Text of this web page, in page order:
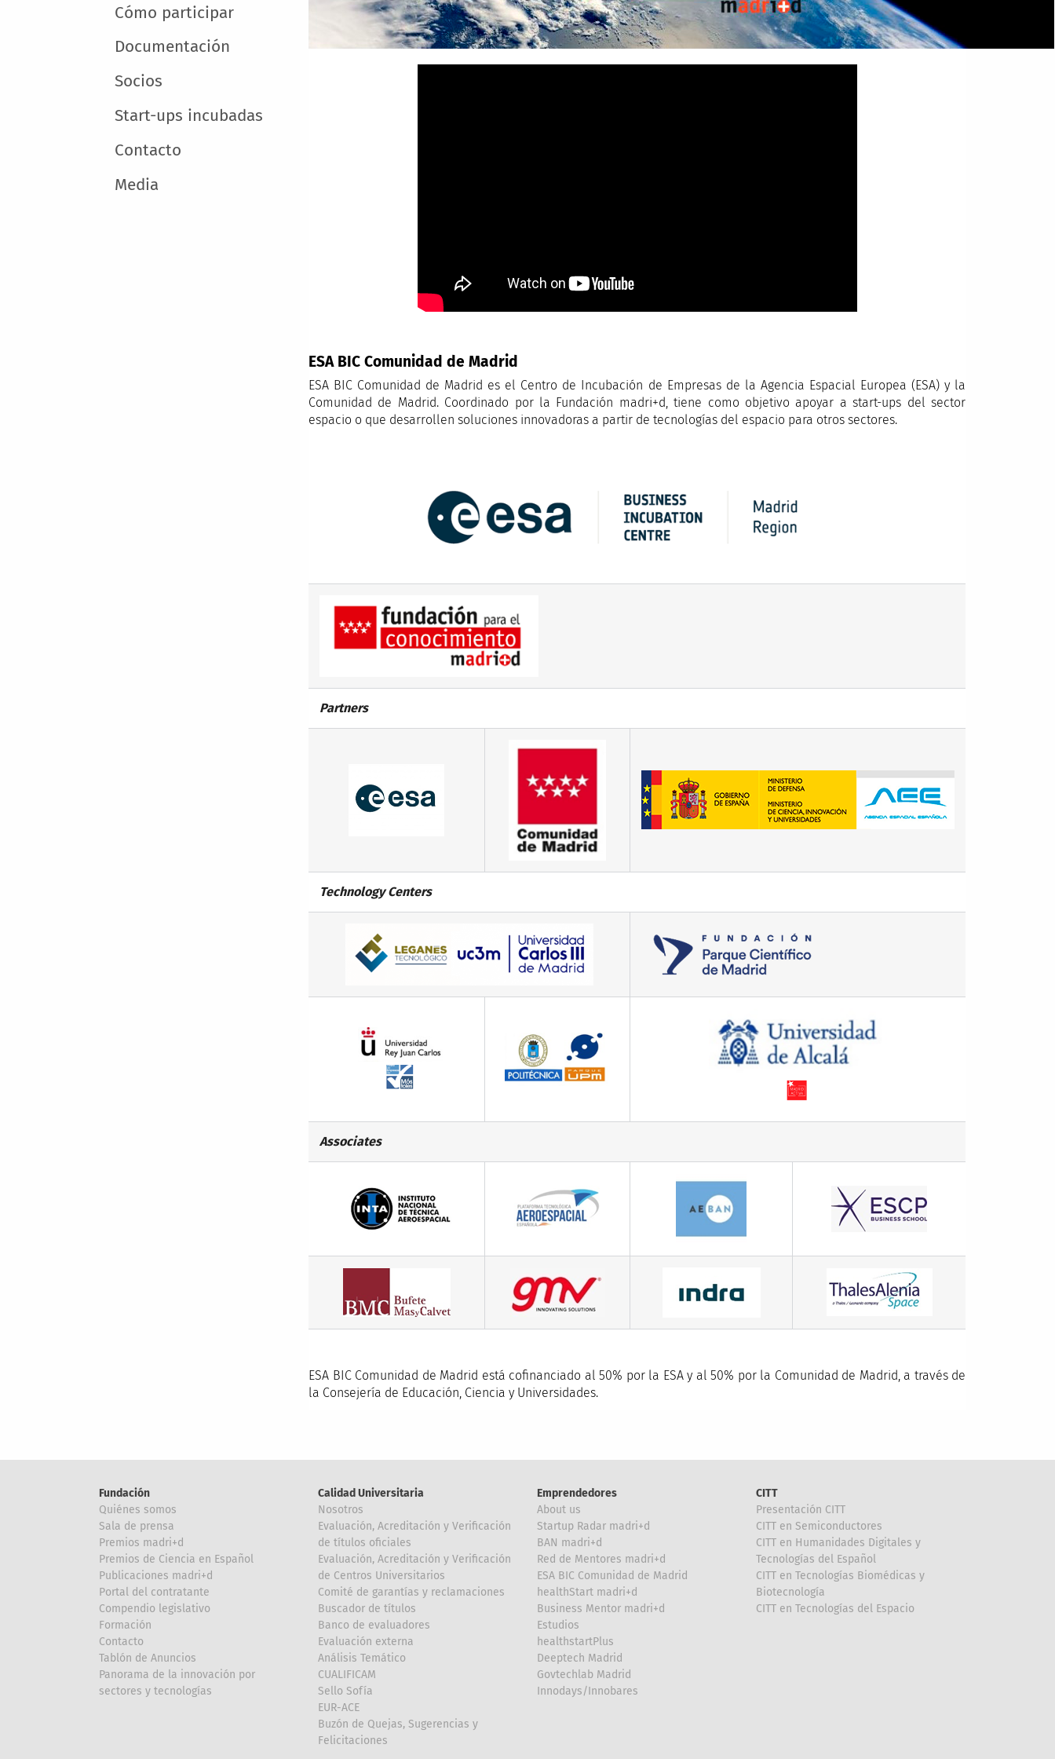
Cómo participar
Documentación
Socios
Start-ups incubadas
Contacto
Media
ESA BIC Comunidad de Madrid
ESA BIC Comunidad de Madrid es el Centro de Incubación de Empresas de la Agencia Espacial Europea (ESA) y la
Comunidad de Madrid. Coordinado por la Fundación madri+d, tiene como objetivo apoyar a start-ups del sector
espacio o que desarrollen soluciones innovadoras a partir de tecnologías del espacio para otros sectores.
Partners
Technology Centers
Associates
ESA BIC Comunidad de Madrid está cofinanciado al 50% por la ESA y al 50% por la Comunidad de Madrid, a través de
la Consejería de Educación, Ciencia y Universidades.
Fundación
Quiénes somos
Sala de prensa
Premios madri+d
Premios de Ciencia en Español
Publicaciones madri+d
Portal del contratante
Compendio legislativo
Formación
Contacto
Tablón de Anuncios
Panorama de la innovación por
sectores y tecnologías
Calidad Universitaria
Nosotros
Evaluación, Acreditación y Verificación
de títulos oficiales
Evaluación, Acreditación y Verificación
de Centros Universitarios
Comité de garantías y reclamaciones
Buscador de títulos
Banco de evaluadores
Evaluación externa
Análisis Temático
CUALIFICAM
Sello Sofía
EUR-ACE
Buzón de Quejas, Sugerencias y
Felicitaciones
Emprendedores
About us
Startup Radar madri+d
BAN madri+d
Red de Mentores madri+d
ESA BIC Comunidad de Madrid
healthStart madri+d
Business Mentor madri+d
Estudios
healthstartPlus
Deeptech Madrid
Govtechlab Madrid
Innodays/Innobares
CITT
Presentación CITT
CITT en Semiconductores
CITT en Humanidades Digitales y
Tecnologías del Español
CITT en Tecnologías Biomédicas y
Biotecnología
CITT en Tecnologías del Espacio